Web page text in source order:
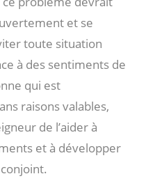
et se
toute situation
à des sentiments de
qui est
raisons valables,
de l’aider à
et à développer